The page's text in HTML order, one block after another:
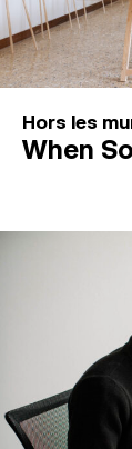
Hors les
When